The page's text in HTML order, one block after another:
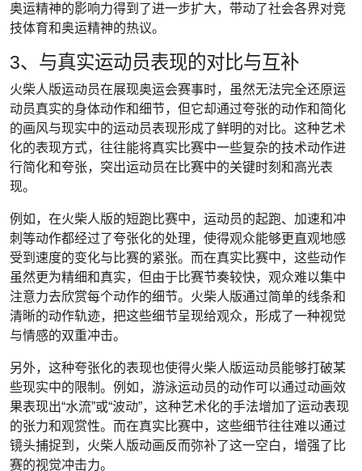
奥运精神的影响力得到了进一步扩大，带动了社会各界对竞
技体育和奥运精神的热议。
3、与真实运动员表现的对比与互补
火柴人版运动员在展现奥运会赛事时，虽然无法完全还原运
动员真实的身体动作和细节，但它却通过夸张的动作和简化
的画风与现实中的运动员表现形成了鲜明的对比。这种艺术
化的表现方式，往往能将真实比赛中一些复杂的技术动作进
行简化和夸张，突出运动员在比赛中的关键时刻和高光表
现。
例如，在火柴人版的短跑比赛中，运动员的起跑、加速和冲
刺等动作都经过了夸张化的处理，使得观众能够更直观地感
受到速度的变化与比赛的紧张。而在真实比赛中，这些动作
虽然更为精细和真实，但由于比赛节奏较快，观众难以集中
注意力去欣赏每个动作的细节。火柴人版通过简单的线条和
清晰的动作轨迹，把这些细节呈现给观众，形成了一种视觉
与情感的双重冲击。
另外，这种夸张化的表现也使得火柴人版运动员能够打破某
些现实中的限制。例如，游泳运动员的动作可以通过动画效
果表现出“水流”或“波动”，这种艺术化的手法增加了运动表现
的张力和观赏性。而在真实比赛中，这些细节往往难以通过
镜头捕捉到，火柴人版动画反而弥补了这一空白，增强了比
赛的视觉冲击力。